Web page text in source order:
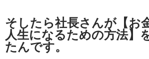
そしたら社長さんが【お
人生になるための方法】
たんです。